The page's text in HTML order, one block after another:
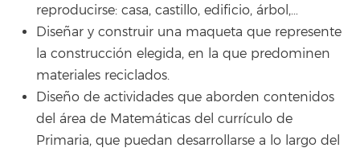
reproducirse: casa, castillo, edificio, árbol,…
Diseñar y construir una maqueta que represente
la construcción elegida, en la que predominen
materiales reciclados.
Diseño de actividades que aborden contenidos
del área de Matemáticas del currículo de
Primaria, que puedan desarrollarse a lo largo del